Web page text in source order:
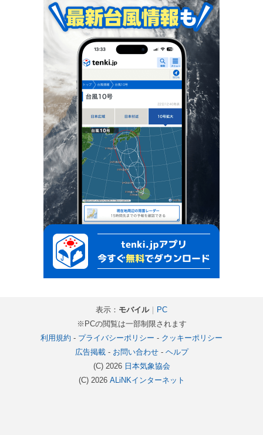
表示： モバイル｜
PC
※PCの閲覧は一部制限されます
利用規約 - プライバシーポリシー - クッキーポリシー
広告掲載- お問い合わせ- ヘルプ
(C) 2026 日本気象協会
(C) 2026 ALiNKインターネット